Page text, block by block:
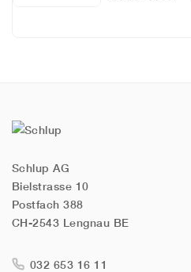
Schlup AG
Bielstrasse 10
Postfach 388
CH-2543 Lengnau BE
032 653 16 11